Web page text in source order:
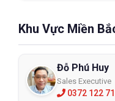
Khu Vực Miền
Đỗ Phú Huy
Sales Executive
0372 122